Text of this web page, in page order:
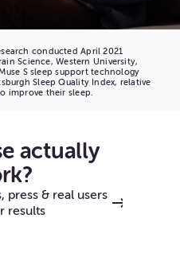
conducted April 2021
Science, Western University,
S sleep support technology
Sleep Quality Index, relative
improve their sleep.
actually
press & real users
results